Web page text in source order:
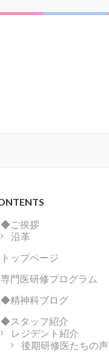
◆ご挨拶
沿革
トップページ
専門医研修プログラム
◆精神科ブログ
◆スタッフ紹介
レジデント紹介
後期研修医たちの声